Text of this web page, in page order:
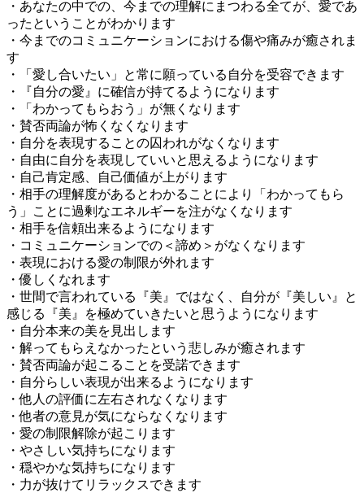
・あなたの中での、今までの理解にまつわる全てが、愛であ
ったということがわかります
・今までのコミュニケーションにおける傷や痛みが癒されま
す
・「愛し合いたい」と常に願っている自分を受容できます
・『自分の愛』に確信が持てるようになります
・「わかってもらおう」が無くなります
・賛否両論が怖くなくなります
・自分を表現することの囚われがなくなります
・自由に自分を表現していいと思えるようになります
・自己肯定感、自己価値が上がります
・相手の理解度があるとわかることにより「わかってもら
う」ことに過剰なエネルギーを注がなくなります
・相手を信頼出来るようになります
・コミュニケーションでの＜諦め＞がなくなります
・表現における愛の制限が外れます
・優しくなれます
・世間で言われている『美』ではなく、自分が『美しい』と
感じる『美』を極めていきたいと思うようになります
・自分本来の美を見出します
・解ってもらえなかったという悲しみが癒されます
・賛否両論が起こることを受諾できます
・自分らしい表現が出来るようになります
・他人の評価に左右されなくなります
・他者の意見が気にならなくなります
・愛の制限解除が起こります
・やさしい気持ちになります
・穏やかな気持ちになります
・力が抜けてリラックスできます